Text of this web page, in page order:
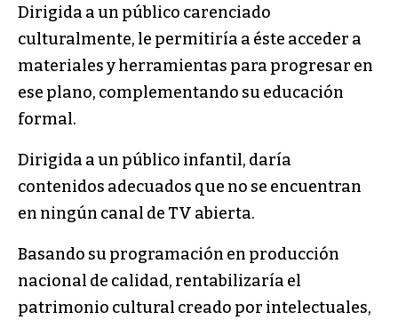
Dirigida a un público carenciado
culturalmente, le permitiría a éste acceder a
materiales y herramientas para progresar en
ese plano, complementando su educación
formal.
Dirigida a un público infantil, daría
contenidos adecuados que no se encuentran
en ningún canal de TV abierta.
Basando su programación en producción
nacional de calidad, rentabilizaría el
patrimonio cultural creado por intelectuales,